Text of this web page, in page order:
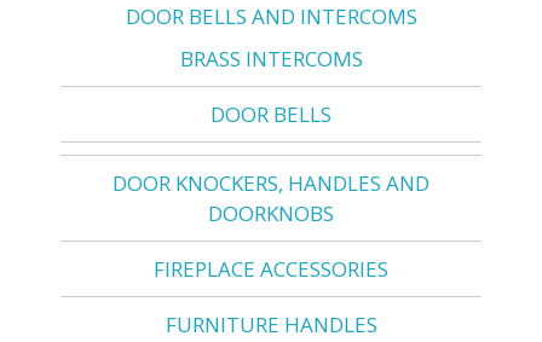
DOOR BELLS AND INTERCOMS
BRASS INTERCOMS
DOOR BELLS
DOOR KNOCKERS, HANDLES AND
DOORKNOBS
FIREPLACE ACCESSORIES
FURNITURE HANDLES